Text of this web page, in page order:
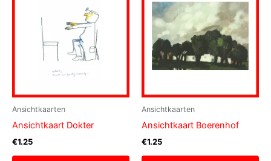
Ansichtkaarten
Ansichtkaart Dokter
€1.25
Ansichtkaarten
Ansichtkaart Boerenhof
€1.25